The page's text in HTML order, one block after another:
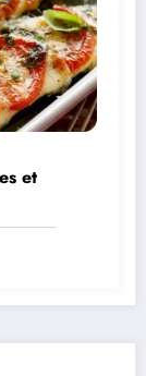
et